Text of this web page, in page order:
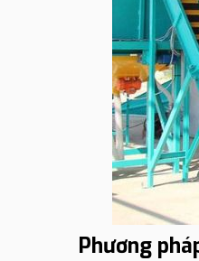
Phương